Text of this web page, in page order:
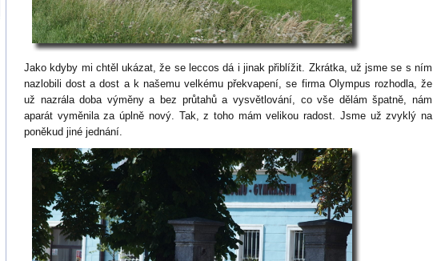
Jako kdyby mi chtěl ukázat, že se leccos dá i jinak přiblížit. Zkrátka, už jsme se s ním
nazlobili dost a dost a k našemu velkému překvapení, se firma Olympus rozhodla, že
už nazrála doba výměny a bez průtahů a vysvětlování, co vše dělám špatně, nám
aparát vyměnila za úplně nový. Tak, z toho mám velikou radost. Jsme už zvyklý na
poněkud jiné jednání.